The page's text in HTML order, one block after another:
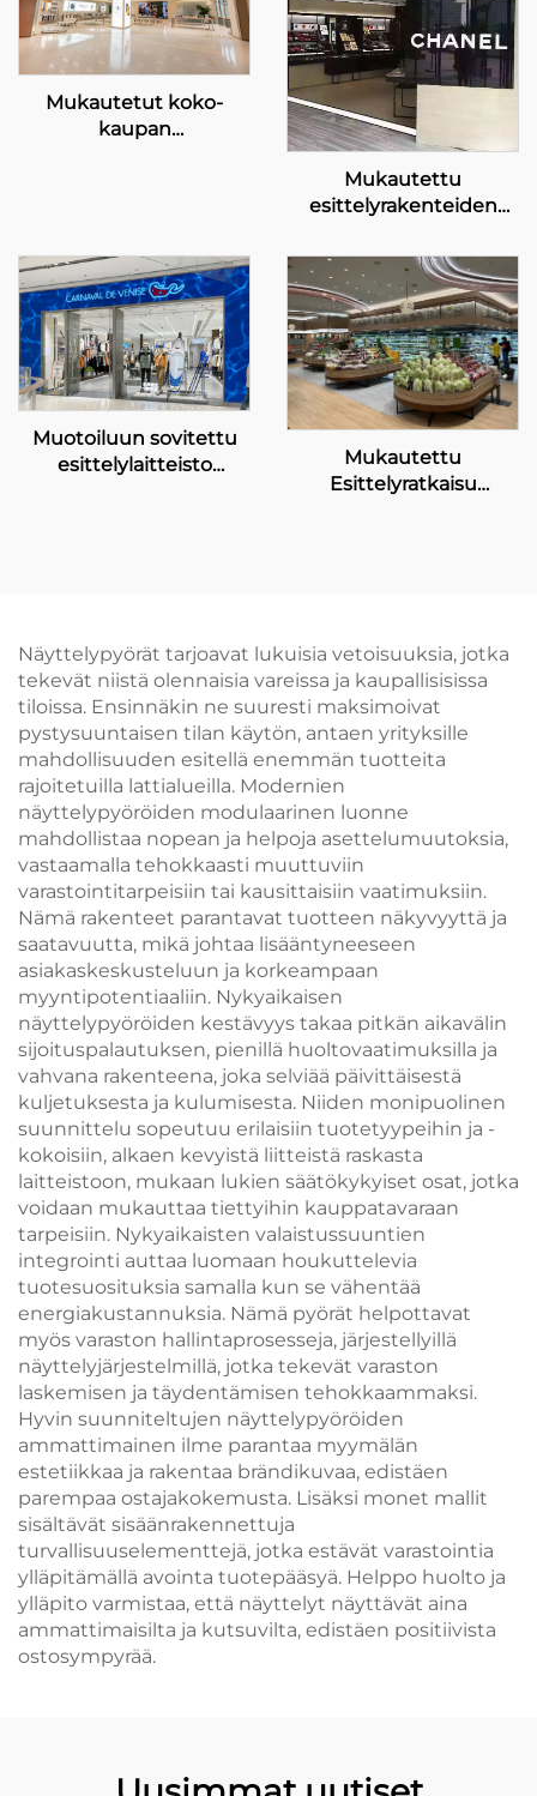
Mukautetut koko-
kaupan
Mukautettu
esittelyrakenteiden
käyttöön
Muotoiluun sovitettu
esittelylaitteisto
Mukautettu
Esittelyratkaisu
Näyttelypyörät tarjoavat lukuisia vetoisuuksia, jotka
tekevät niistä olennaisia vareissa ja kaupallisisissa
tiloissa. Ensinnäkin ne suuresti maksimoivat
pystysuuntaisen tilan käytön, antaen yrityksille
mahdollisuuden esitellä enemmän tuotteita
rajoitetuilla lattialueilla. Modernien
näyttelypyöröiden modulaarinen luonne
mahdollistaa nopean ja helpoja asettelumuutoksia,
vastaamalla tehokkaasti muuttuviin
varastointitarpeisiin tai kausittaisiin vaatimuksiin.
Nämä rakenteet parantavat tuotteen näkyvyyttä ja
saatavuutta, mikä johtaa lisääntyneeseen
asiakaskeskusteluun ja korkeampaan
myyntipotentiaaliin. Nykyaikaisen
näyttelypyöröiden kestävyys takaa pitkän aikavälin
sijoituspalautuksen, pienillä huoltovaatimuksilla ja
vahvana rakenteena, joka selviää päivittäisestä
kuljetuksesta ja kulumisesta. Niiden monipuolinen
suunnittelu sopeutuu erilaisiin tuotetyypeihin ja -
kokoisiin, alkaen kevyistä liitteistä raskasta
laitteistoon, mukaan lukien säätökykyiset osat, jotka
voidaan mukauttaa tiettyihin kauppatavaraan
tarpeisiin. Nykyaikaisten valaistussuuntien
integrointi auttaa luomaan houkuttelevia
tuotesuosituksia samalla kun se vähentää
energiakustannuksia. Nämä pyörät helpottavat
myös varaston hallintaprosesseja, järjestellyillä
näyttelyjärjestelmillä, jotka tekevät varaston
laskemisen ja täydentämisen tehokkaammaksi.
Hyvin suunniteltujen näyttelypyöröiden
ammattimainen ilme parantaa myymälän
estetiikkaa ja rakentaa brändikuvaa, edistäen
parempaa ostajakokemusta. Lisäksi monet mallit
sisältävät sisäänrakennettuja
turvallisuuselementtejä, jotka estävät varastointia
ylläpitämällä avointa tuotepääsyä. Helppo huolto ja
ylläpito varmistaa, että näyttelyt näyttävät aina
ammattimaisilta ja kutsuvilta, edistäen positiivista
ostosympyrää.